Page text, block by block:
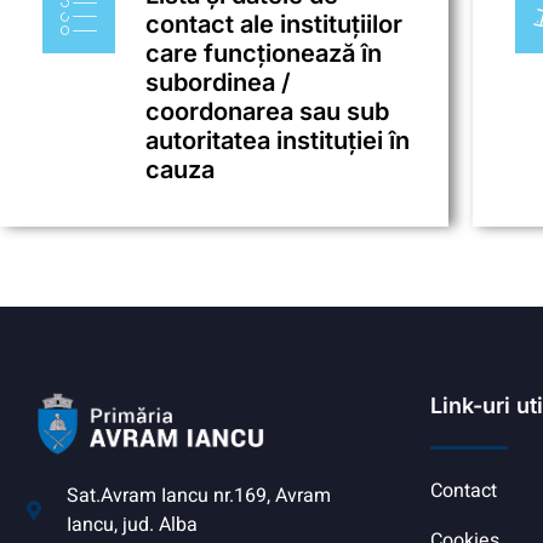
contact ale instituțiilor
care funcționează în
subordinea /
coordonarea sau sub
autoritatea instituției în
cauza
Sat.Avram Iancu nr.169, Avram
Iancu, jud. Alba
Link-uri
Contact